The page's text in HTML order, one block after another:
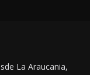
La Araucania,